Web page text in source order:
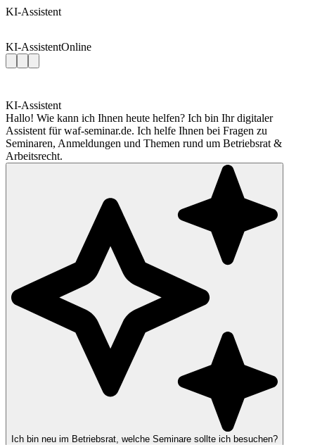
KI-Assistent
KI-AssistentOnline
KI-Assistent
Hallo! Wie kann ich Ihnen heute helfen? Ich bin Ihr digitaler
Assistent für waf-seminar.de. Ich helfe Ihnen bei Fragen zu
Seminaren, Anmeldungen und Themen rund um Betriebsrat &
Arbeitsrecht.
Ich bin neu im Betriebsrat, welche Seminare sollte ich besuchen?